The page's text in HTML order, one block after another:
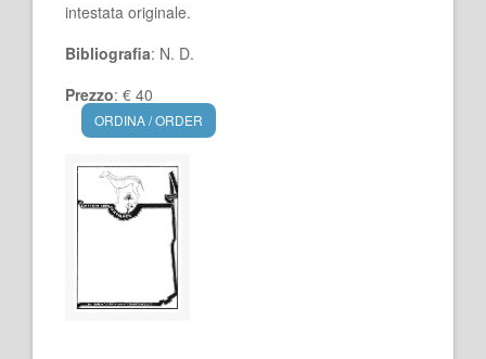
intestata originale.
Bibliografia: N. D.
Prezzo: € 40
ORDINA / ORDER